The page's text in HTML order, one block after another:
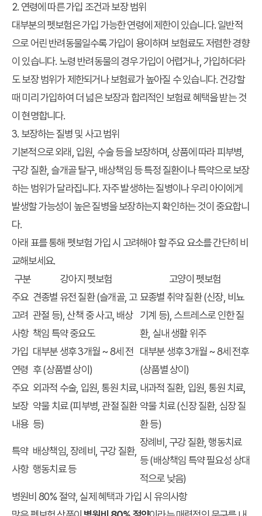
2. 연령에 따른 가입 조건과 보장 범위
대부분의 펫보험은 가입 가능한 연령에 제한이 있습니다. 일반적
으로 어린 반려동물일수록 가입이 용이하며 보험료도 저렴한 경향
이 있습니다. 노령 반려동물의 경우 가입이 어렵거나, 가입하더라
도 보장 범위가 제한되거나 보험료가 높아질 수 있습니다. 건강할
때 미리 가입하여 더 넓은 보장과 합리적인 보험료 혜택을 받는 것
이 현명합니다.
3. 보장하는 질병 및 사고 범위
기본적으로 외래, 입원, 수술 등을 보장하며, 상품에 따라 피부병,
구강 질환, 슬개골 탈구, 배상책임 등 특정 질환이나 특약으로 보장
하는 범위가 달라집니다. 자주 발생하는 질병이나 우리 아이에게
발생할 가능성이 높은 질병을 보장하는지 확인하는 것이 중요합니
다.
아래 표를 통해 펫보험 가입 시 고려해야 할 주요 요소를 간단히 비
교해보세요.
구분
강아지 펫보험
고양이 펫보험
주요
고려
사항
견종별 유전 질환 (슬개골, 고
관절 등), 산책 중 사고, 배상
책임 특약 중요도
묘종별 취약 질환 (신장, 비뇨
기계 등), 스트레스로 인한 질
환, 실내 생활 위주
가입
연령
대부분 생후 3개월 ~ 8세 전
후 (상품별 상이)
대부분 생후 3개월 ~ 8세 전후
(상품별 상이)
주요
보장
내용
외과적 수술, 입원, 통원 치료,
약물 치료 (피부병, 관절 질환
등)
내과적 질환, 입원, 통원 치료,
약물 치료 (신장 질환, 심장 질
환 등)
특약
사항
배상책임, 장례비, 구강 질환,
행동치료 등
장례비, 구강 질환, 행동치료
등 (배상책임 특약 필요성 상대
적으로 낮음)
병원비 80% 절약, 실제 혜택과 가입 시 유의사항